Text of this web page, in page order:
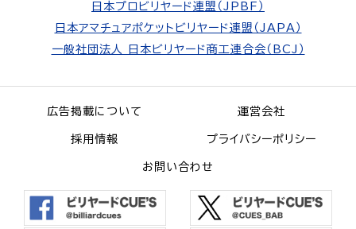
日本プロビリヤード連盟（JPBF）
日本アマチュアポケットビリヤード連盟（JAPA）
一般社団法人 日本ビリヤード商工連合会（BCJ）
広告掲載について 運営会社
採用情報 プライバシーポリシー
お問い合わせ